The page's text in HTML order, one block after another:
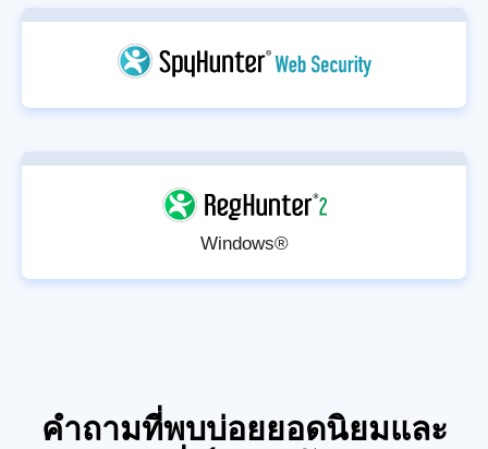
Windows®
คำถามที่พบบ่อยยอดนิยมและ